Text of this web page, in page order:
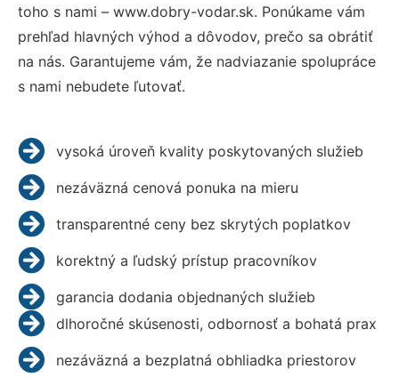
toho s nami – www.dobry-vodar.sk. Ponúkame vám
prehľad hlavných výhod a dôvodov, prečo sa obrátiť
na nás. Garantujeme vám, že nadviazanie spolupráce
s nami nebudete ľutovať.
vysoká úroveň kvality poskytovaných služieb
nezáväzná cenová ponuka na mieru
transparentné ceny bez skrytých poplatkov
korektný a ľudský prístup pracovníkov
garancia dodania objednaných služieb
dlhoročné skúsenosti, odbornosť a bohatá prax
nezáväzná a bezplatná obhliadka priestorov